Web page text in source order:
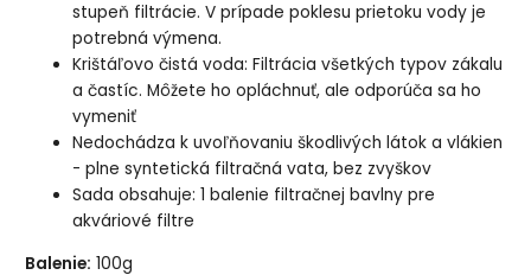
stupeň filtrácie. V prípade poklesu prietoku vody je
potrebná výmena.
Krištáľovo čistá voda: Filtrácia všetkých typov zákalu
a častíc. Môžete ho opláchnuť, ale odporúča sa ho
vymeniť
Nedochádza k uvoľňovaniu škodlivých látok a vlákien
- plne syntetická filtračná vata, bez zvyškov
Sada obsahuje: 1 balenie filtračnej bavlny pre
akváriové filtre
Balenie: 100g